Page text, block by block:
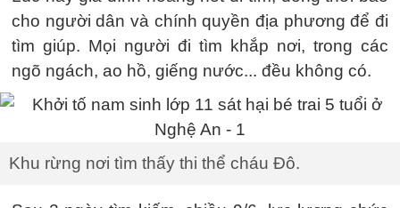
cho người dân và chính quyền địa phương để đi
tìm giúp. Mọi người đi tìm khắp nơi, trong các
ngõ ngách, ao hồ, giếng nước... đều không có.
Khu rừng nơi tìm thấy thi thể cháu Đô.